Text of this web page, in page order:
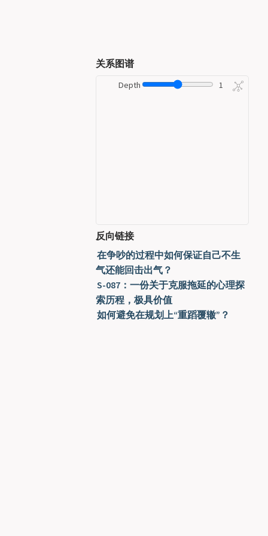
关系图谱
Depth 1
反向链接
在争吵的过程中如何保证自己不生
气还能回击出气？
S-087：一份关于克服拖延的心理探
索历程，极具价值
如何避免在规划上“重蹈覆辙”？